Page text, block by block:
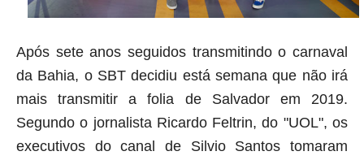
Após sete anos seguidos transmitindo o carnaval
da Bahia, o SBT decidiu está semana que não irá
mais transmitir a folia de Salvador em 2019.
Segundo o jornalista Ricardo Feltrin, do "UOL", os
executivos do canal de Silvio Santos tomaram